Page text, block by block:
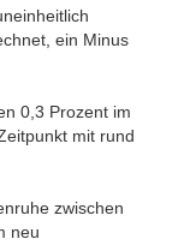
ein Minus
0,3 Prozent im
mit rund
zwischen
neu